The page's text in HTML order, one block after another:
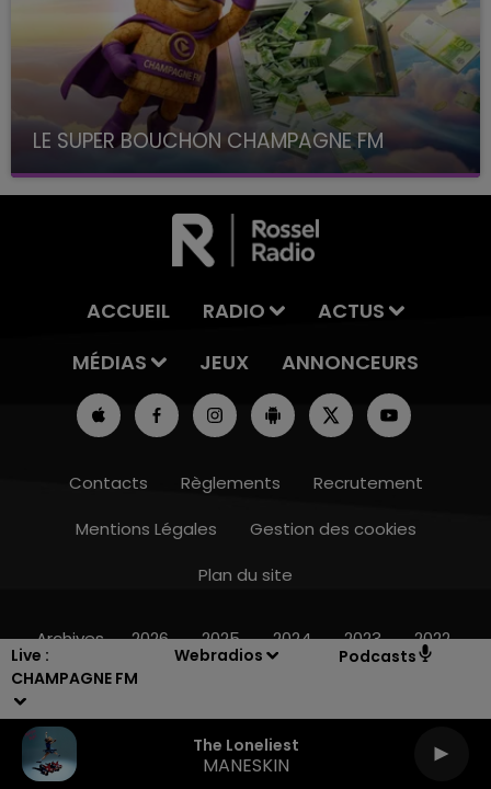
Live :
CHAMPAGNE FM
Webradios Podcasts
The Loneliest
MANESKIN
7h00 - 12h00
LE SUPER BOUCHON CHAMPAGNE FM
avec La Famille Champagne FM, à 8H10
ACCUEIL RADIO
ACTUS
MÉDIAS
JEUX ANNONCEURS
Contacts Règlements
Recrutement
Mentions Légales
Gestion des cookies
Plan du site
Archives 2026 2025 2024 2023 2022